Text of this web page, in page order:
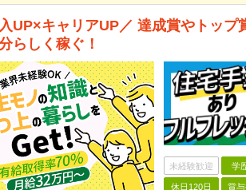
UP×キャリアUP／ 達成賞やトッ
らしく稼ぐ！
未経験歓迎 学
休日120日 賞